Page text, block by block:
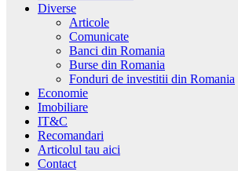
Diverse
Articole
Comunicate
Banci din Romania
Burse din Romania
Fonduri de investitii din Romania
Economie
Imobiliare
IT&C
Recomandari
Articolul tau aici
Contact